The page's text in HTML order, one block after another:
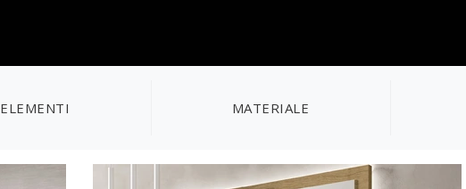
ELEMENTI MATERIALE